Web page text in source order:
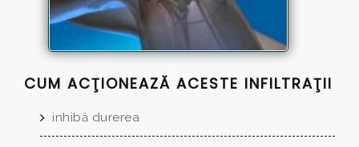
CUM ACŢIONEAZĂ ACESTE INFILTRAŢII
inhibă durerea